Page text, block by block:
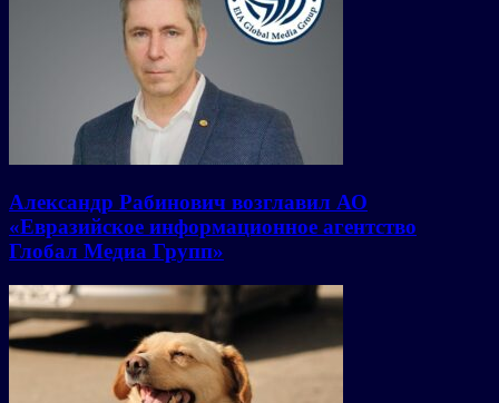
Александр Рабинович возглавил АО
«Евразийское информационное агентство
Глобал Медиа Групп»